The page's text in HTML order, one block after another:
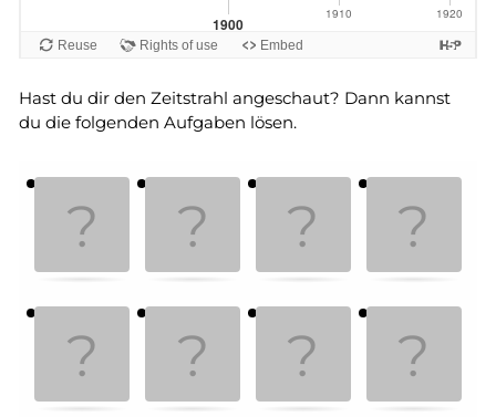
Hast du dir den Zeitstrahl angeschaut? Dann kannst
du die folgenden Aufgaben lösen.